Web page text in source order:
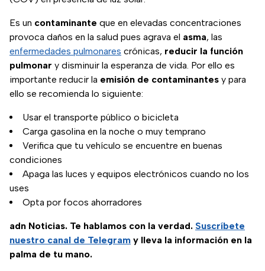
Es un contaminante que en elevadas concentraciones
provoca daños en la salud pues agrava el asma, las
enfermedades pulmonares crónicas, reducir la función
pulmonar y disminuir la esperanza de vida. Por ello es
importante reducir la emisión de contaminantes y para
ello se recomienda lo siguiente:
Usar el transporte público o bicicleta
Carga gasolina en la noche o muy temprano
Verifica que tu vehículo se encuentre en buenas
condiciones
Apaga las luces y equipos electrónicos cuando no los
uses
Opta por focos ahorradores
adn Noticias. Te hablamos con la verdad. Suscríbete
nuestro canal de Telegram y lleva la información en la
palma de tu mano.